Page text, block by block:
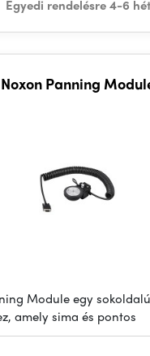
Egyedi rendelésre 4-6 hét
Noxon Panning
Module egy
amely sima és pontos